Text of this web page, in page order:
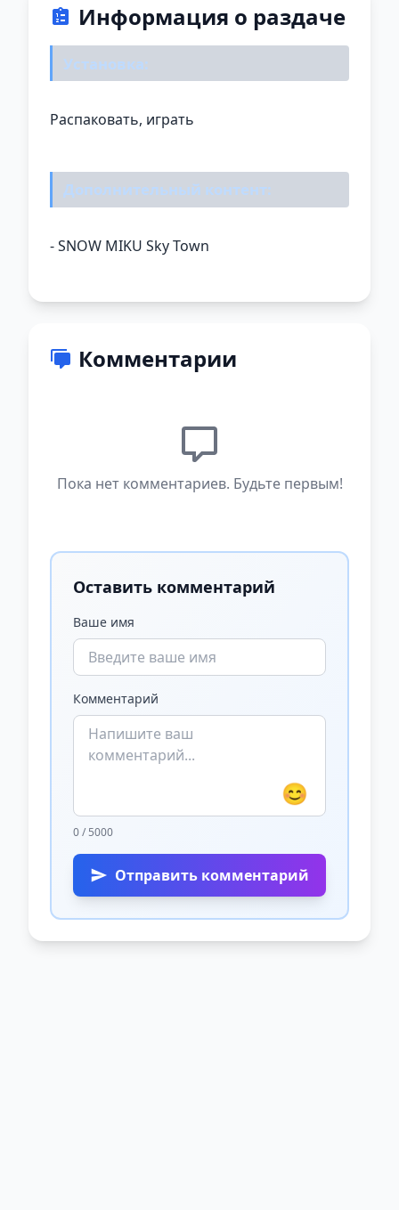
Информация о раздаче
Установка:
Распаковать, играть
Дополнительный контент:
- SNOW MIKU Sky Town
Комментарии
Пока нет комментариев. Будьте первым!
Оставить комментарий
Ваше имя
Комментарий
😊
0 / 5000
Отправить комментарий